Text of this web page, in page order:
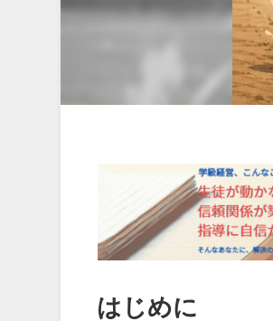
はじめに